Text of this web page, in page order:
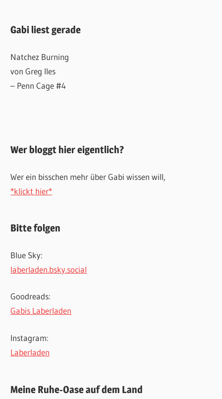
Gabi liest gerade
Natchez Burning
von Greg Iles
– Penn Cage #4
Wer bloggt hier eigentlich?
Wer ein bisschen mehr über Gabi wissen will,
*klickt hier*
Bitte folgen
Blue Sky:
laberladen.bsky.social
Goodreads:
Gabis Laberladen
Instagram:
Laberladen
Meine Ruhe-Oase auf dem Land